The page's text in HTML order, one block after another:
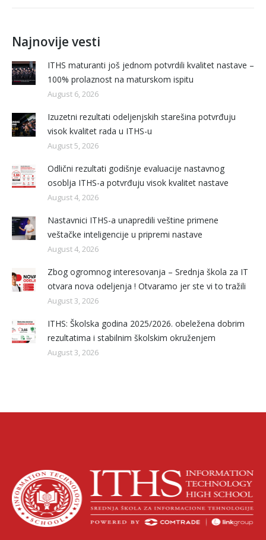
Najnovije vesti
ITHS maturanti još jednom potvrdili kvalitet nastave –
100% prolaznost na maturskom ispitu
August 6, 2026
Izuzetni rezultati odeljenjskih starešina potvrđuju
visok kvalitet rada u ITHS-u
August 5, 2026
Odlični rezultati godišnje evaluacije nastavnog
osoblja ITHS-a potvrđuju visok kvalitet nastave
August 4, 2026
Nastavnici ITHS-a unapredili veštine primene
veštačke inteligencije u pripremi nastave
August 4, 2026
Zbog ogromnog interesovanja – Srednja škola za IT
otvara nova odeljenja ! Otvaramo jer ste vi to tražili
August 3, 2026
ITHS: Školska godina 2025/2026. obeležena dobrim
rezultatima i stabilnim školskim okruženjem
August 3, 2026